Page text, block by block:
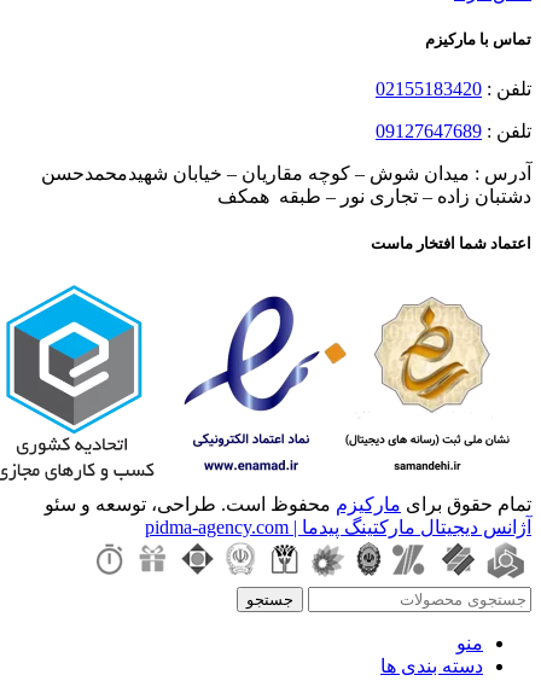
تماس با مارکیزم
تلفن : 02155183420
تلفن : 09127647689
آدرس : میدان شوش – کوچه مقاریان – خیابان شهیدمحمدحسن
دشتبان زاده – تجاری نور – طبقه همکف
اعتماد شما افتخار ماست
تمام حقوق برای مارکیزم محفوظ است. طراحی، توسعه و سئو
آژانس دیجیتال مارکتینگ پیدما | pidma-agency.com
جستجو
منو
دسته بندی ها